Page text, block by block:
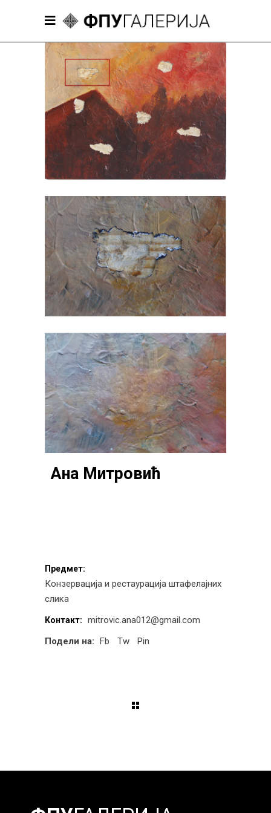
Ана Митровић
Предмет:
Конзервација и рестаурација штафелајних
слика
Контакт:
mitrovic.ana012@gmail.com
Подели на: Fb Tw Pin